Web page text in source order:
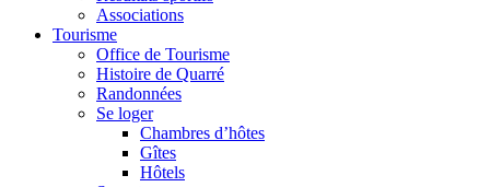
Associations
Tourisme
Office de Tourisme
Histoire de Quarré
Randonnées
Se loger
Chambres d’hôtes
Gîtes
Hôtels